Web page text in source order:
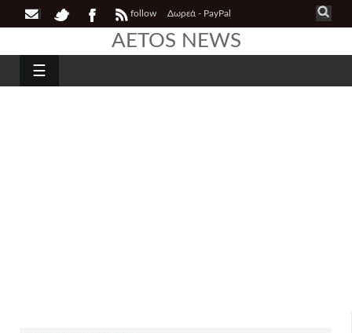
follow Δωρεά - PayPal
AETOS NEWS
☰